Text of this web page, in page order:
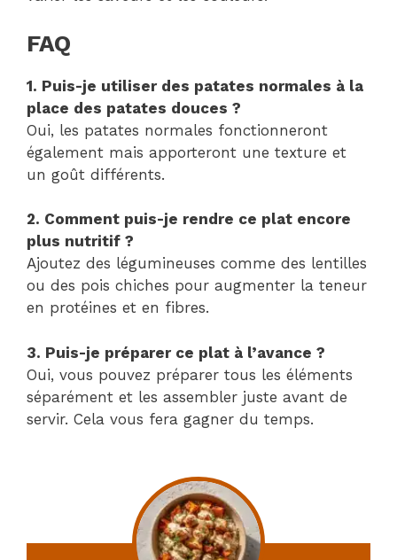
FAQ
1. Puis-je utiliser des patates normales à la
place des patates douces ?
Oui, les patates normales fonctionneront
également mais apporteront une texture et
un goût différents.
2. Comment puis-je rendre ce plat encore
plus nutritif ?
Ajoutez des légumineuses comme des lentilles
ou des pois chiches pour augmenter la teneur
en protéines et en fibres.
3. Puis-je préparer ce plat à l’avance ?
Oui, vous pouvez préparer tous les éléments
séparément et les assembler juste avant de
servir. Cela vous fera gagner du temps.